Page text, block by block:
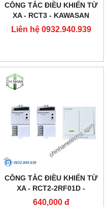
CÔNG TẮC ĐIỀU KHIỂN TỪ
XA - RCT3 - KAWASAN
Liên hệ 0932.940.939
CÔNG TẮC ĐIỀU KHIỂN TỪ
XA - RCT2-2RF01D -
KAWASAN
640,000 đ